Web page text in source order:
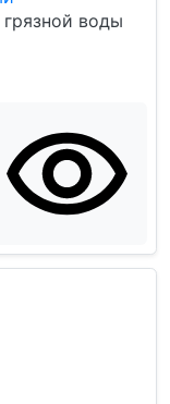
воды